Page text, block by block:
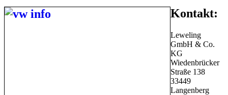
Kontakt:
Leweling
GmbH & Co.
KG
Wiedenbrücker
Straße 138
33449
Langenberg